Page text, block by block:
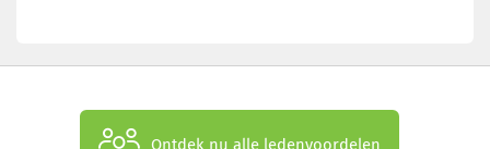
Ontdek nu alle ledenvoordelen